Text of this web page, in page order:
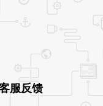
服反馈